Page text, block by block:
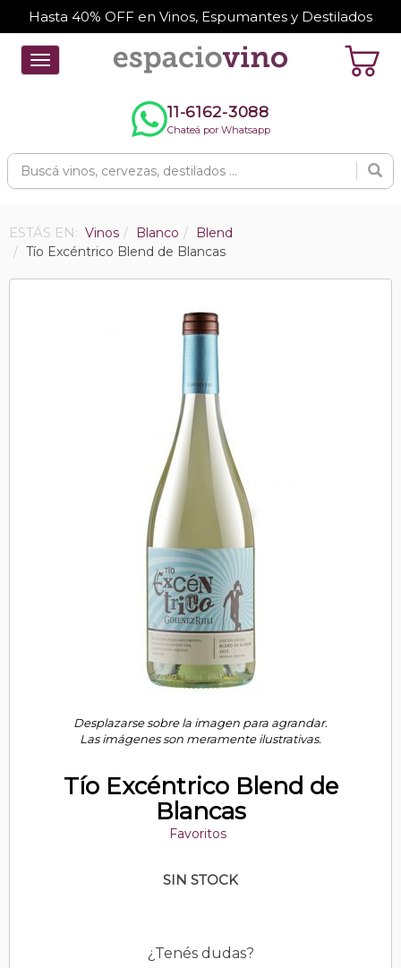
Hasta 40% OFF en Vinos, Espumantes y Destilados
Toggle
navigation
11-6162-3088
Chateá por Whatsapp
ESTÁS EN: Vinos Blanco
Blend
Tío Excéntrico Blend de Blancas
Desplazarse sobre la imagen para agrandar.
Las imágenes son meramente ilustrativas.
Tío Excéntrico Blend de
Blancas
Favoritos
SIN STOCK
¿Tenés dudas?